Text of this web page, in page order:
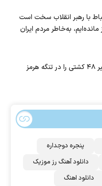
با رهبر انقلاب سخت است
مانده‌ایم، به‌خاطر مردم ایران
سنتکام: مسیر ۴۸ کشتی را در تنگه هرمز
پنجره دوجداره
دانلود آهنگ رز‌ موزیک
دانلود اهنگ